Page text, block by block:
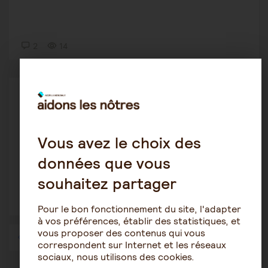
Romain
Mon papa sous curatelle renforcée
1 2 3 4 … 57
Vous avez le choix des
données que vous
souhaitez partager
Pour le bon fonctionnement du site, l'adapter
à vos préférences, établir des statistiques, et
vous proposer des contenus qui vous
correspondent sur Internet et les réseaux
sociaux, nous utilisons des cookies.